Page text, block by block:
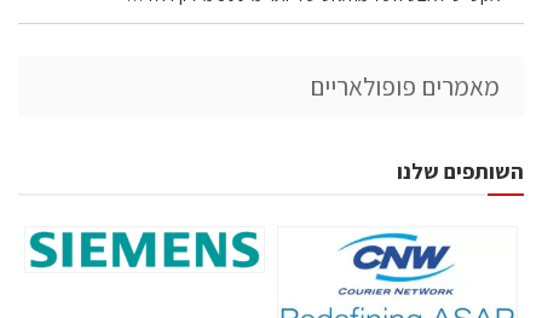
מאמרים פופולאריים
השותפים שלנו